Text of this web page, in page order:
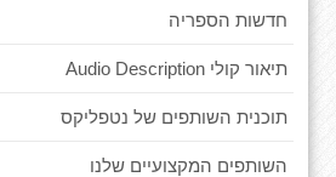
חדשות הספריה
תיאור קולי Audio Description
תוכנית השותפים של נטפליקס
השותפים המקצועיים שלנו